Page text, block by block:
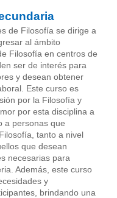
de Filosofía se dirige a
al ámbito
Filosofía en centros de
ser de interés para
y desean obtener
Este curso es
por la Filosofía y
por esta disciplina a
a personas que
tanto a nivel
que desean
necesarias para
Además, este curso
y
brindando una